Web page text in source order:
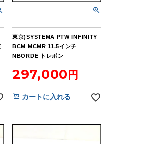
東京)SYSTEMA PTW INFINITY
BCM MCMR 11.5インチ
NBORDE トレポン
297,000
カートに入れる